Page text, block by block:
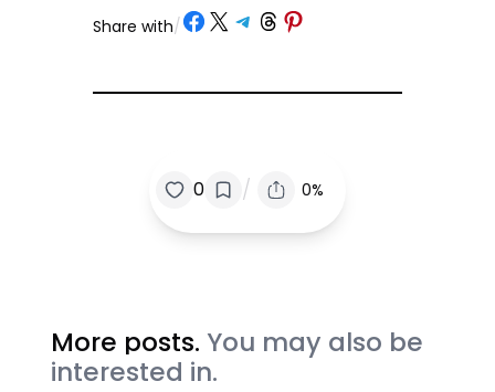
Share with/ Share on Facebook
Share on X Share on Telegram
Share on Threads
Share on Pinterest
0 / 0%
More posts. You may also be
interested in.